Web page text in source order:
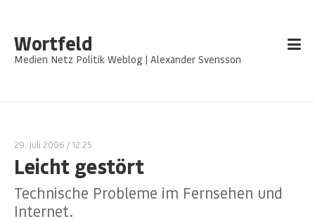
Wortfeld
Medien Netz Politik Weblog | Alexander Svensson
29. Juli 2006 / 12:25
Leicht gestört
Technische Probleme im Fernsehen und
Internet.